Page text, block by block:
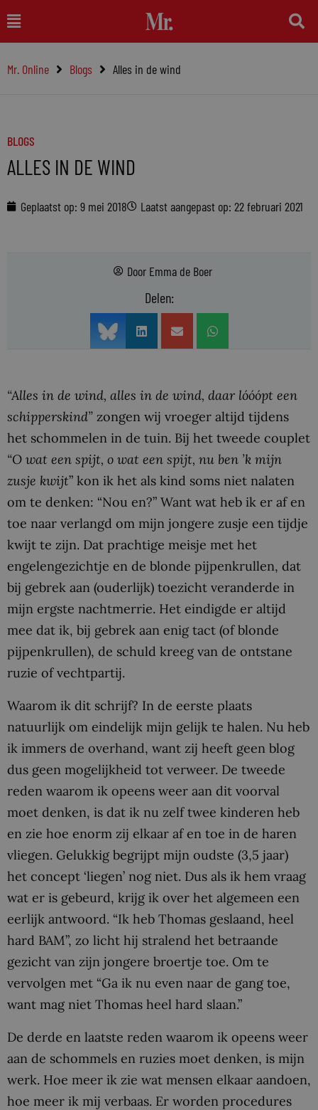
naar
inhoud
Main
Menu
Mr. Online Blogs Alles in de wind
BLOGS
ALLES IN DE WIND
Geplaatst op: 9 mei 2018 Laatst aangepast op: 22 februari 2021
Door Emma de Boer
Delen:
“Alles in de wind, alles in de wind, daar lóóópt een
schipperskind” zongen wij vroeger altijd tijdens
het schommelen in de tuin. Bij het tweede couplet
“O wat een spijt, o wat een spijt, nu ben ’k mijn
zusje kwijt” kon ik het als kind soms niet nalaten
om te denken: “Nou en?” Want wat heb ik er af en
toe naar verlangd om mijn jongere zusje een tijdje
kwijt te zijn. Dat prachtige meisje met het
engelengezichtje en de blonde pijpenkrullen, dat
bij gebrek aan (ouderlijk) toezicht veranderde in
mijn ergste nachtmerrie. Het eindigde er altijd
mee dat ik, bij gebrek aan enig tact (of blonde
pijpenkrullen), de schuld kreeg van de ontstane
ruzie of vechtpartij.
Waarom ik dit schrijf? In de eerste plaats
natuurlijk om eindelijk mijn gelijk te halen. Nu heb
ik immers de overhand, want zij heeft geen blog
dus geen mogelijkheid tot verweer. De tweede
reden waarom ik opeens weer aan dit voorval
moet denken, is dat ik nu zelf twee kinderen heb
en zie hoe enorm zij elkaar af en toe in de haren
vliegen. Gelukkig begrijpt mijn oudste (3,5 jaar)
het concept ‘liegen’ nog niet. Dus als ik hem vraag
wat er is gebeurd, krijg ik over het algemeen een
eerlijk antwoord. “Ik heb Thomas geslaand, heel
hard BAM”, zo licht hij stralend het betraande
gezicht van zijn jongere broertje toe. Om te
vervolgen met “Ga ik nu even naar de gang toe,
want mag niet Thomas heel hard slaan.”
De derde en laatste reden waarom ik opeens weer
aan de schommels en ruzies moet denken, is mijn
werk. Hoe meer ik zie wat mensen elkaar aandoen,
hoe meer ik mij verbaas. Er worden procedures